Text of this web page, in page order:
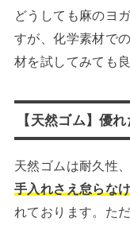
どうしても麻のヨ
すが、化学素材で
材を試してみても
【天然ゴム】優
天然ゴムは耐久性
手入れさえ怠らな
れております。た